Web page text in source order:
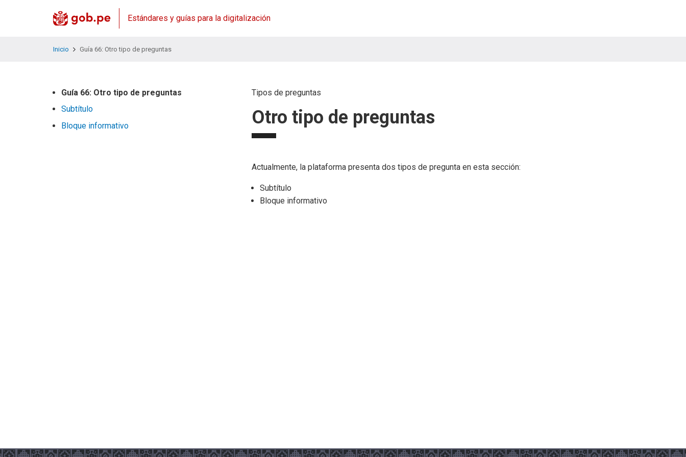
Estándares y guías para la digitalización
Inicio Guía 66: Otro tipo de preguntas
Guía 66: Otro tipo de preguntas
Subtítulo
Bloque informativo
Tipos de preguntas
Otro tipo de preguntas
Actualmente, la plataforma presenta dos tipos de pregunta en esta sección:
Subtítulo
Bloque informativo